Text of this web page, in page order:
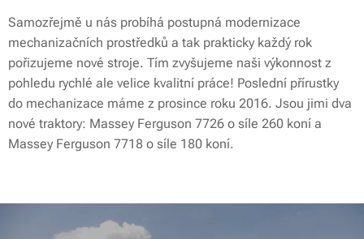
Samozřejmě u nás probíhá postupná modernizace
mechanizačních prostředků a tak prakticky každý rok
pořizujeme nové stroje. Tím zvyšujeme naši výkonnost z
pohledu rychlé ale velice kvalitní práce! Poslední přírustky
do mechanizace máme z prosince roku 2016. Jsou jimi dva
nové traktory: Massey Ferguson 7726 o síle 260 koní a
Massey Ferguson 7718 o síle 180 koní.